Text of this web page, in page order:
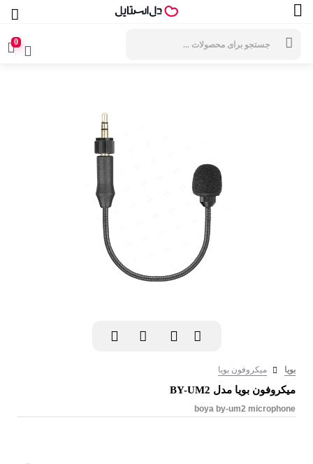
0
بویا میکروفون بویا
میکروفون بویا مدل BY-UM2
boya by-um2 microphone